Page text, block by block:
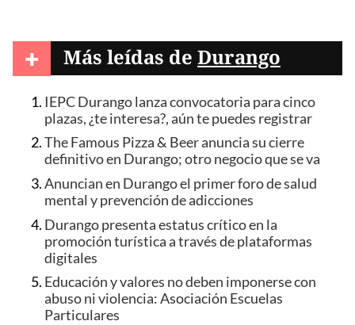
+ Más leídas de Durango
IEPC Durango lanza convocatoria para cinco
plazas, ¿te interesa?, aún te puedes registrar
The Famous Pizza & Beer anuncia su cierre
definitivo en Durango; otro negocio que se va
Anuncian en Durango el primer foro de salud
mental y prevención de adicciones
Durango presenta estatus crítico en la
promoción turística a través de plataformas
digitales
Educación y valores no deben imponerse con
abuso ni violencia: Asociación Escuelas
Particulares